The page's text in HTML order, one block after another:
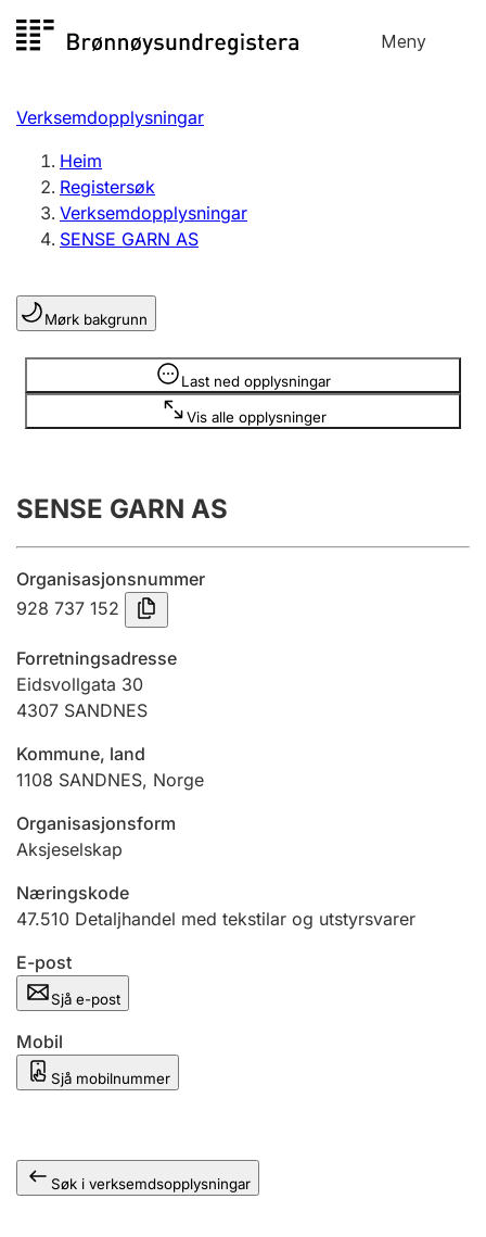
til
Meny
Registersøk
Aksjeselskap
Enkeltpersonføretak
Registrere, endre, slette
Lag og foreining
Registrere, endre, slette
Årsrekneskap
Innsending og forseinkingsgebyr
Tinglysing
Jeger
Ektepaktrettleiaren
Andre tema
Verksemdopplysningar
Heim
Registersøk
Verksemdopplysningar
SENSE GARN AS
Mørk bakgrunn
Last ned opplysningar
Vis alle opplysninger
Opplysninger er skjult
SENSE GARN AS
Organisasjonsnummer
928 737 152
Forretningsadresse
Eidsvollgata 30
4307 SANDNES
Kommune, land
1108 SANDNES, Norge
Organisasjonsform
Aksjeselskap
Næringskode
47.510 Detaljhandel med tekstilar og utstyrsvarer
E-post
Sjå e-post
Mobil
Sjå mobilnummer
Søk i verksemdsopplysningar